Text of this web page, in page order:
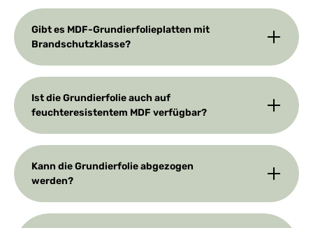
Gibt es MDF-Grundierfolieplatten mit
Brandschutzklasse?
Ist die Grundierfolie auch auf
feuchteresistentem MDF verfügbar?
Kann die Grundierfolie abgezogen
werden?